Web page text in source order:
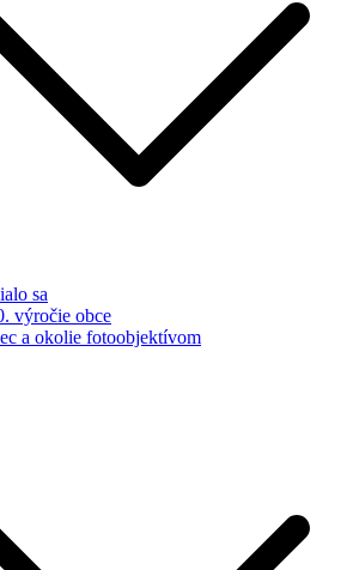
sa
výročie obce
a okolie fotoobjektívom